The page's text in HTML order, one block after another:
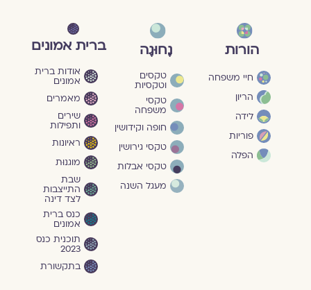
הורות
חיי משפחה
הריון
לידה
פוריות
הפלה
נָחוּגָה
טקסים
וטקסיות
טקסי
משפחה
חופה וקידושין
טקסי גירושין
טקסי אבלות
מעגל השנה
ברית אמונים
אודות ברית
אמונים
מאמרים
שירים
ותפילות
ראיונות
מוגנוּת
שבת
התייצבות
לצד דינה
כנס ברית
אמונים
תוכנית כנס
2023
בתקשורת